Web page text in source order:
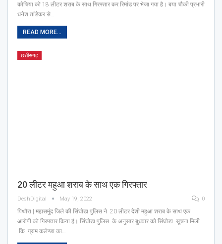
कोचिया को 18 लीटर शराब के साथ गिरफ्तार कर रिमांड पर भेजा गया है। बया चौकी प्रभारी
धनेश तांडेकर से…
READ MORE...
छत्तीसगढ़
20 लीटर महुआ शराब के साथ एक गिरफ्तार
DeshDigital May 19, 2022 0
पिथौरा | महासमुंद जिले की सिंघोडा पुलिस ने 20 लीटर देशी महुआ शराब के साथ एक
आरोपी को गिरफ्तार किया है। सिंघोडा पुलिस के अनुसार बुधवार को सिंघोडा सूचना मिली
कि ग्राम कलेण्डा का…